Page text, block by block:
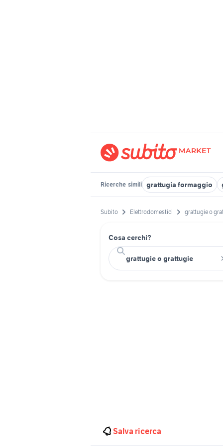
Ricerche simili grattugia formaggio
Subito Elettrodomestici grattugie o
Cosa cerchi?
Salva ricerca